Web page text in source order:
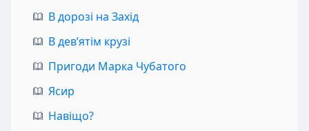
В дорозі на Захід
В дев’ятім крузі
Пригоди Марка Чубатого
Ясир
Навіщо?